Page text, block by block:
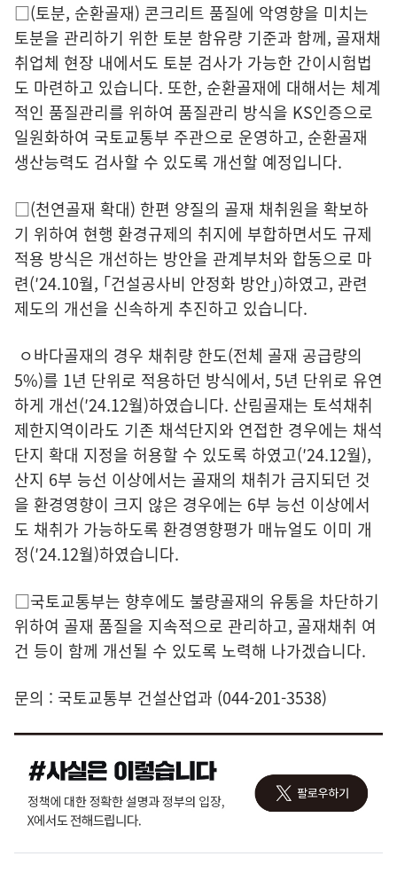
□(토분, 순환골재) 콘크리트 품질에 악영향을 미치는
토분을 관리하기 위한 토분 함유량 기준과 함께, 골재채
취업체 현장 내에서도 토분 검사가 가능한 간이시험법
도 마련하고 있습니다. 또한, 순환골재에 대해서는 체계
적인 품질관리를 위하여 품질관리 방식을 KS인증으로
일원화하여 국토교통부 주관으로 운영하고, 순환골재
생산능력도 검사할 수 있도록 개선할 예정입니다.
□(천연골재 확대) 한편 양질의 골재 채취원을 확보하
기 위하여 현행 환경규제의 취지에 부합하면서도 규제
적용 방식은 개선하는 방안을 관계부처와 합동으로 마
련(′24.10월, ｢건설공사비 안정화 방안｣)하였고, 관련
제도의 개선을 신속하게 추진하고 있습니다.
ㅇ바다골재의 경우 채취량 한도(전체 골재 공급량의
5%)를 1년 단위로 적용하던 방식에서, 5년 단위로 유연
하게 개선(′24.12월)하였습니다. 산림골재는 토석채취
제한지역이라도 기존 채석단지와 연접한 경우에는 채석
단지 확대 지정을 허용할 수 있도록 하였고(′24.12월),
산지 6부 능선 이상에서는 골재의 채취가 금지되던 것
을 환경영향이 크지 않은 경우에는 6부 능선 이상에서
도 채취가 가능하도록 환경영향평가 매뉴얼도 이미 개
정(′24.12월)하였습니다.
□국토교통부는 향후에도 불량골재의 유통을 차단하기
위하여 골재 품질을 지속적으로 관리하고, 골재채취 여
건 등이 함께 개선될 수 있도록 노력해 나가겠습니다.
문의 : 국토교통부 건설산업과 (044-201-3538)